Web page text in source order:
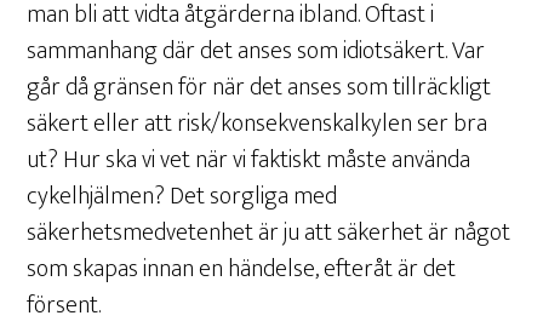
man bli att vidta åtgärderna ibland. Oftast i
sammanhang där det anses som idiotsäkert. Var
går då gränsen för när det anses som tillräckligt
säkert eller att risk/konsekvenskalkylen ser bra
ut? Hur ska vi vet när vi faktiskt måste använda
cykelhjälmen? Det sorgliga med
säkerhetsmedvetenhet är ju att säkerhet är något
som skapas innan en händelse, efteråt är det
försent.